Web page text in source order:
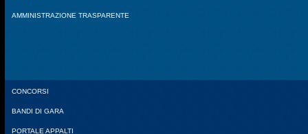
AMMINISTRAZIONE TRASPARENTE
CONCORSI
BANDI DI GARA
PORTALE APPALTI